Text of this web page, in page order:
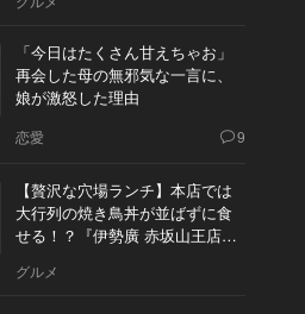
「今日はたくさん甘えちゃお」
再会した母の無邪気な一言に、
娘が激怒した理由
恋愛 9
【贅沢な穴場ランチ】本店では
大行列の焼き鳥丼が並ばずに食
せる！？『伊勢廣 赤坂山王店』
グルメ